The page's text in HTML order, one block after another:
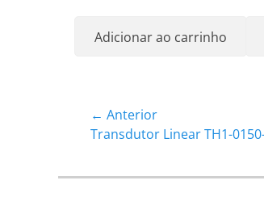
Adicionar ao carrinho
Navegação
de
Post
← Anterior
Post
Transdutor Linear TH1-